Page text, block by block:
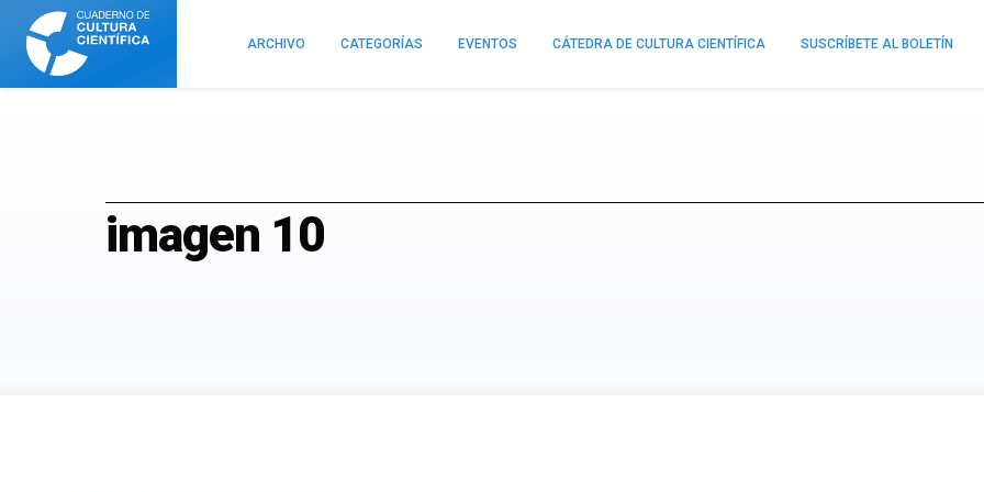
Cuaderno
Cultura
Científica
ARCHIVO CATEGORÍAS EVENTOS CÁTEDRA DE CULTURA CIENTÍFICA SUSCRÍBETE AL BOLETÍN
imagen 10